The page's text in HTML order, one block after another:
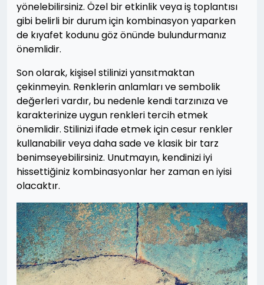
yönelebilirsiniz. Özel bir etkinlik veya iş toplantısı
gibi belirli bir durum için kombinasyon yaparken
de kıyafet kodunu göz önünde bulundurmanız
önemlidir.
Son olarak, kişisel stilinizi yansıtmaktan
çekinmeyin. Renklerin anlamları ve sembolik
değerleri vardır, bu nedenle kendi tarzınıza ve
karakterinize uygun renkleri tercih etmek
önemlidir. Stilinizi ifade etmek için cesur renkler
kullanabilir veya daha sade ve klasik bir tarz
benimseyebilirsiniz. Unutmayın, kendinizi iyi
hissettiğiniz kombinasyonlar her zaman en iyisi
olacaktır.